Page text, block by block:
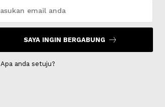
SAYA INGIN BERGABUNG
Apa anda setuju?